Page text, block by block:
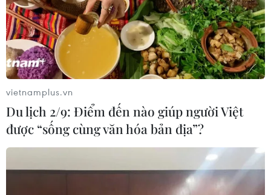
vietnamplus.vn
Du lịch 2/9: Điểm đến nào giúp người Việt
được “sống cùng văn hóa bản địa”?